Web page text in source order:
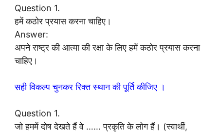
Question 1.
हमें कठोर प्रयास करना चाहिए।
Answer:
अपने राष्ट्र की आत्मा की रक्षा के लिए हमें कठोर प्रयास करना
चाहिए।
सही विकल्प चुनकर रिक्त स्थान की पूर्ति कीजिए ।
Question 1.
जो हममें दोष देखते हैं वे …… प्रकृति के लोग हैं। (स्वार्थी,